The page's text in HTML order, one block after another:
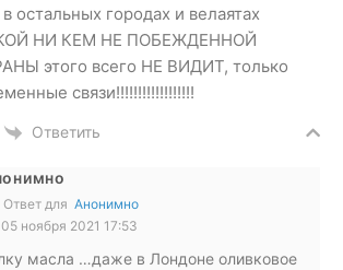
остальных городах и велаятах
НИ КЕМ НЕ ПОБЕЖДЕННОЙ
этого всего НЕ ВИДИТ, только
связи!!!!!!!!!!!!!!!!!!
Ответить
Ответ для Анонимно
05 ноября 2021 17:53
масла …даже в Лондоне оливковое